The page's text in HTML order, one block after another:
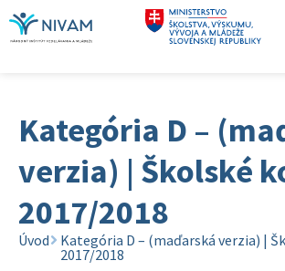
Kategória D –
verzia) | Školské
2017/2018
Úvod
Kategória D – (maďarská verzia) |
2017/2018